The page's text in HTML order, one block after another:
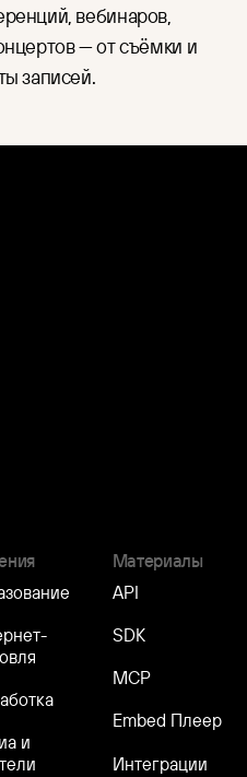
вебинаров,
— от съёмки и
записей.
и
Материалы
API
SDK
MCP
Embed Плеер
Интеграции